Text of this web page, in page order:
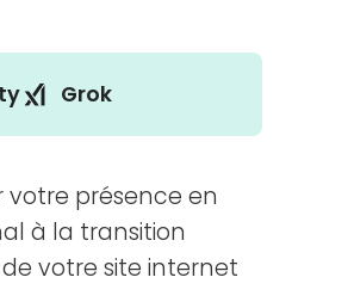
Grok
présence en
à la transition
votre site internet